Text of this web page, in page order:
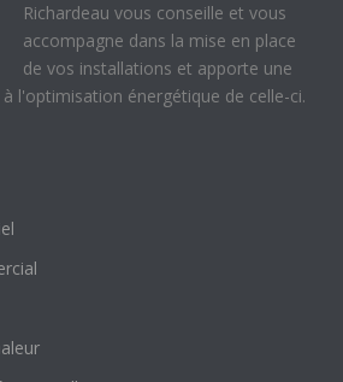
Richardeau vous conseille et vous
accompagne dans la mise en place
de vos installations et apporte une
l'optimisation énergétique de celle-ci.